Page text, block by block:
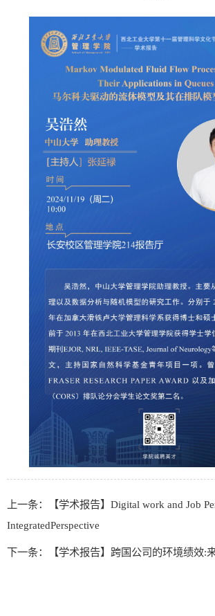
上一条：【学术报告】Digital work and Job
IntegratedPerspective
下一条：【学术报告】跨国公司的环境绩效: